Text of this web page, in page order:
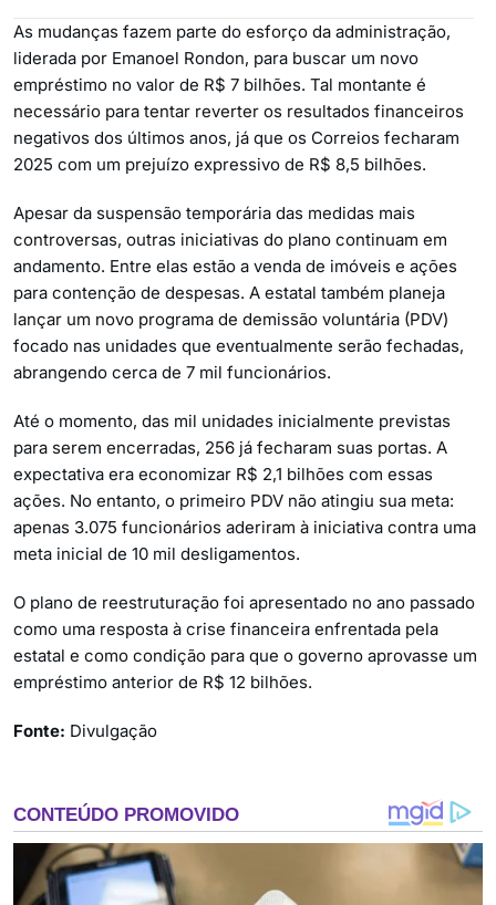
As mudanças fazem parte do esforço da administração,
liderada por Emanoel Rondon, para buscar um novo
empréstimo no valor de R$ 7 bilhões. Tal montante é
necessário para tentar reverter os resultados financeiros
negativos dos últimos anos, já que os Correios fecharam
2025 com um prejuízo expressivo de R$ 8,5 bilhões.
Apesar da suspensão temporária das medidas mais
controversas, outras iniciativas do plano continuam em
andamento. Entre elas estão a venda de imóveis e ações
para contenção de despesas. A estatal também planeja
lançar um novo programa de demissão voluntária (PDV)
focado nas unidades que eventualmente serão fechadas,
abrangendo cerca de 7 mil funcionários.
Até o momento, das mil unidades inicialmente previstas
para serem encerradas, 256 já fecharam suas portas. A
expectativa era economizar R$ 2,1 bilhões com essas
ações. No entanto, o primeiro PDV não atingiu sua meta:
apenas 3.075 funcionários aderiram à iniciativa contra uma
meta inicial de 10 mil desligamentos.
O plano de reestruturação foi apresentado no ano passado
como uma resposta à crise financeira enfrentada pela
estatal e como condição para que o governo aprovasse um
empréstimo anterior de R$ 12 bilhões.
Fonte: Divulgação